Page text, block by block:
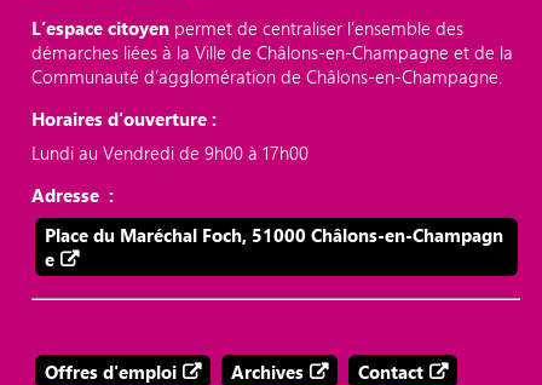
L’espace citoyen permet de centraliser l’ensemble des
démarches liées à la Ville de Châlons-en-Champagne et de la
Communauté d’agglomération de Châlons-en-Champagne.
Horaires d'ouverture :
Lundi au Vendredi de 9h00 à 17h00
Adresse :
Place du Maréchal Foch, 51000 Châlons-en-Champagn
e
Offres d'emploi Archives
Contact